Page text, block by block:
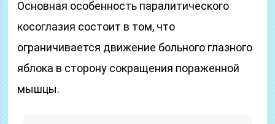
Основная особенность паралитического
косоглазия состоит в том, что
ограничивается движение больного глазного
яблока в сторону сокращения пораженной
мышцы.